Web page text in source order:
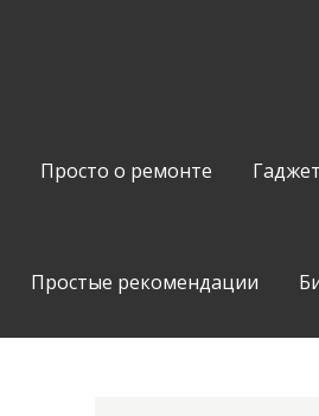
Просто о ремонте
Простые рекомендации